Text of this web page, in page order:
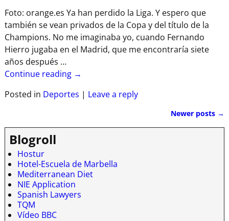
Foto: orange.es Ya han perdido la Liga. Y espero que
también se vean privados de la Copa y del título de la
Champions. No me imaginaba yo, cuando Fernando
Hierro jugaba en el Madrid, que me encontraría siete
años después …
Continue reading →
Posted in Deportes | Leave a reply
Post navigation
Newer posts →
Blogroll
Hostur
Hotel-Escuela de Marbella
Mediterranean Diet
NIE Application
Spanish Lawyers
TQM
Vídeo BBC